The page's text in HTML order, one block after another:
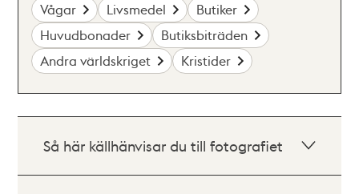
Vågar Livsmedel
Butiker
Huvudbonader
Butiksbiträden
Andra världskriget
Kristider
Så här källhänvisar du till fotografiet